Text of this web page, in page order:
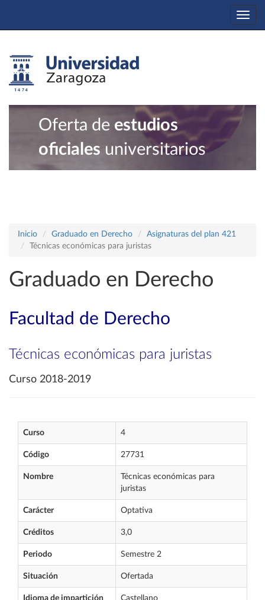
Oferta de estudios
oficiales universitarios
Inicio Graduado en Derecho
Asignaturas del plan 421
Técnicas económicas para juristas
Graduado en Derecho
Facultad de Derecho
Técnicas económicas para juristas
Curso 2018-2019
Curso 4
Código 27731
Nombre
Técnicas económicas para
juristas
Carácter Optativa
Créditos 3,0
Periodo Semestre 2
Situación Ofertada
Idioma de impartición Castellano